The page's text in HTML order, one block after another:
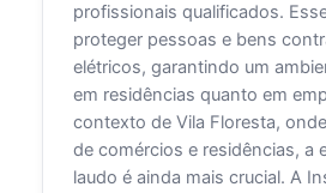
profissionais qualificados.
proteger pessoas e bens
elétricos, garantindo um
em residências quanto em
contexto de Vila Floresta,
de comércios e residências, a
laudo é ainda mais crucial. A